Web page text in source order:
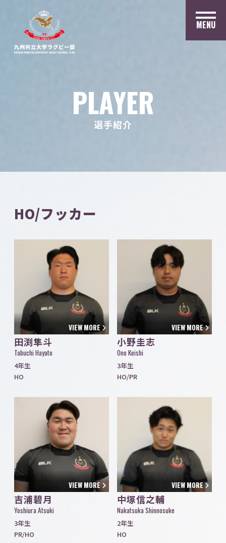
MENU
PLAYER
選手紹介
HO/フッカー
VIEW MORE
田渕隼斗
Tabuchi Hayato
4年生
HO
VIEW MORE
小野圭志
Ono Keishi
3年生
HO/PR
VIEW MORE
吉浦碧月
Yoshiura Atsuki
3年生
PR/HO
VIEW MORE
中塚信之輔
Nakatsuka Shinnosuke
2年生
HO